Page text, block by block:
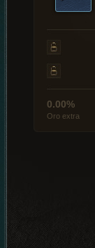
0.00%
Oro extra